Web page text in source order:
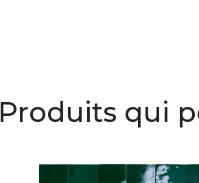
Produits qui